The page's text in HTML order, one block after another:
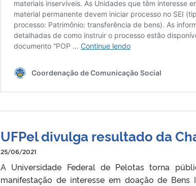
UFPel divulga resultado da
25/06/2021
A Universidade Federal de Pelotas torna
manifestação de interesse em doação de Bens